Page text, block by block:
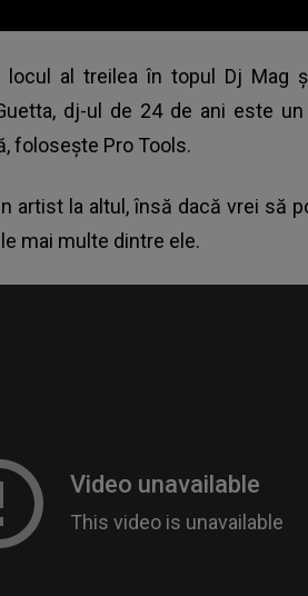
locul al treilea în topul Dj Mag
dj-ul de 24 de ani este
foloseşte Pro Tools.
artist la altul, însă dacă vrei să
mai multe dintre ele.